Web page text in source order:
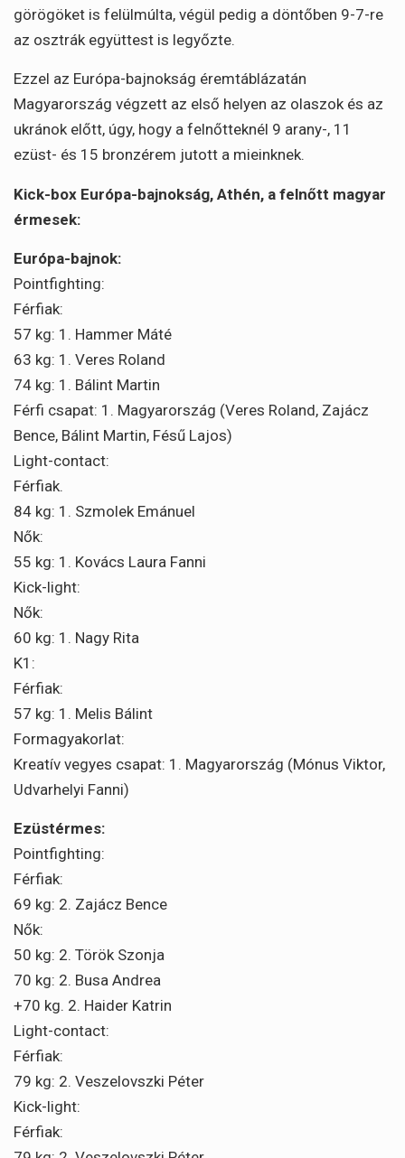
görögöket is felülmúlta, végül pedig a döntőben 9-7-re
az osztrák együttest is legyőzte.
Ezzel az Európa-bajnokság éremtáblázatán
Magyarország végzett az első helyen az olaszok és az
ukránok előtt, úgy, hogy a felnőtteknél 9 arany-, 11
ezüst- és 15 bronzérem jutott a mieinknek.
Kick-box Európa-bajnokság, Athén, a felnőtt magyar
érmesek:
Európa-bajnok:
Pointfighting:
Férfiak:
57 kg: 1. Hammer Máté
63 kg: 1. Veres Roland
74 kg: 1. Bálint Martin
Férfi csapat: 1. Magyarország (Veres Roland, Zajácz
Bence, Bálint Martin, Fésű Lajos)
Light-contact:
Férfiak.
84 kg: 1. Szmolek Emánuel
Nők:
55 kg: 1. Kovács Laura Fanni
Kick-light:
Nők:
60 kg: 1. Nagy Rita
K1:
Férfiak:
57 kg: 1. Melis Bálint
Formagyakorlat:
Kreatív vegyes csapat: 1. Magyarország (Mónus Viktor,
Udvarhelyi Fanni)
Ezüstérmes:
Pointfighting:
Férfiak:
69 kg: 2. Zajácz Bence
Nők:
50 kg: 2. Török Szonja
70 kg: 2. Busa Andrea
+70 kg. 2. Haider Katrin
Light-contact:
Férfiak:
79 kg: 2. Veszelovszki Péter
Kick-light:
Férfiak: